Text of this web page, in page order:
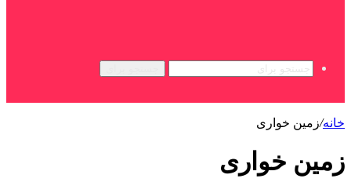
خانه/زمین خواری
زمین خواری